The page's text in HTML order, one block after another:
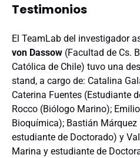
Testimonios
El TeamLab del investigador
von Dassow (Facultad de Cs.
Católica de Chile) tuvo una
stand, a cargo de: Catalina
Caterina Fuentes (Estudiante
Rocco (Biólogo Marino);
Bioquímica); Bastián
estudiante de Doctorado) y
Marina y estudiante de